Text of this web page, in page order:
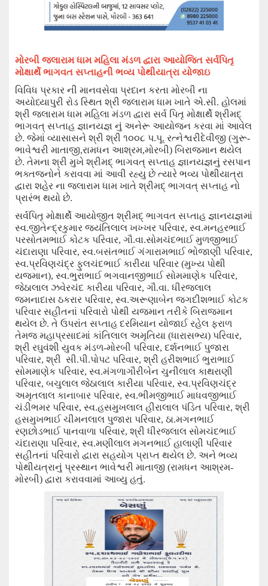
મોરબી જલારામ ધામ મહિલા મંડળ દ્વારા આયોજિત સર્વપિતૃ
મોક્ષાર્થે ભાગવત સપ્તાહની ભવ્ય પોથીયાત્રા યોજાઇ
વિવિધ પ્રકાર ની માનવસેવા પ્રદાન કરતા મોરબી ના
અયોધ્યાપુરી રોડ સ્થિત શ્રી જલારામ ધામ ખાતે એ.સી. હોલમાં
શ્રી જલારામ ધામ મહિલા મંડળ દ્વારા સર્વ પિતૃ મોક્ષાર્થે શ્રીમદ્
ભાગવત્ સપ્તાહ જ્ઞાનયજ્ઞ નું અનેરૂ આયોજન કરવા માં આવેલ
છે. જેમાં વ્યાસાસને શ્રી શ્રી ૧૦૦૮ પ.પૂ. રત્નેશ્વરીદેવીજી (ગુરૂ-
ભાવેશ્વરી માતાજી,રામધન આશ્રમ,મોરબી) બિરાજમાન થયેલ
છે. તેમના શ્રી મુખે શ્રીમદ્ ભાગવત્ સપ્તાહ જ્ઞાનયજ્ઞનું રસપાન
ભક્તજનોને કરાવવા માં આવી રહ્યુ છે ત્યારે ભવ્ય પોથીયાત્રા
દ્વારા શહેર ના જલારામ ધામ ખાતે શ્રીમદ્ ભાગવત્ સપ્તાહ નો
પ્રારંભ થયો છે.
સર્વપિતૃ મોક્ષાર્થે આયોજીત શ્રીમદ્ ભાગવત સપ્તાહ જ્ઞાનયજ્ઞમાં
સ્વ.જીતેન્દ્રકુમાર જયંતિલાલ ખખ્ખર પરિવાર, સ્વ.મનહરભાઈ
પરસોતમભાઈ કોટક પરિવાર, ગૌ.વા.સોમચંદભાઈ મુળજીભાઈ
ચંદારાણા પરિવાર, સ્વ.બસંતભાઈ ગંગારામભાઈ ભોજાણી પરિવાર,
સ્વ.પ્રવિણચંદ્ર ફુલચંદભાઈ કારીયા પરિવાર (મુખ્ય પોથી
યજમાન), સ્વ.ભુરાભાઈ ભગવાનજીભાઈ સોમમાણેક પરિવાર,
જેઠાલાલ ઝવેરચંદ કારીયા પરિવાર, ગૌ.વા. ધીરજલાલ
જમનાદાસ ઠકરાર પરિવાર, સ્વ.અરૂણાબેન જગદીશભાઈ કોટક
પરિવાર સહીતનાં પરિવારો પોથી યજમાન તરીકે બિરાજમાન
થયેલ છે. તે ઉપરાંત સપ્તાહ દરમિયાન યોજાઈ રહેલ ફરાળ
તેમજ મહાપ્રસાદમાં કાંતિલાલ અમૃતિયા (ધારાસભ્ય) પરિવાર,
શ્રી રઘુવંશી યુવક મંડળ-મોરબી પરિવાર, દર્શનભાઈ પુજારા
પરિવાર, શ્રી સી.પી.પોપટ પરિવાર, શ્રી હરીશભાઈ ભુરાભાઈ
સોમમાણેક પરિવાર, સ્વ.મંગળાગૌરીબેન ચુનીલાલ કાથરાણી
પરિવાર, બચુલાલ જેઠાલાલ કારીયા પરિવાર, સ્વ.પ્રવિણચંદ્ર
અમૃતલાલ કાનાબાર પરિવાર, સ્વ.ભીમજીભાઈ માધવજીભાઈ
ચંડીભમર પરિવાર, સ્વ.હસમુખલાલ હીરાલાલ પંડિત પરિવાર, શ્રી
હસમુખભાઈ ચીમનલાલ પુજારા પરિવાર, ઠા.મગનભાઈ
રણછોડભાઈ પાનવાળા પરિવાર, શ્રી ધીરજલાલ સોમચંદભાઈ
ચંદારાણા પરિવાર, સ્વ.મણીલાલ મગનભાઈ હાલાણી પરિવાર
સહીતનાં પરિવારો દ્વારા સહયોગ પ્રાપ્ત થયેલ છે. અને ભવ્ય
પોથીયત્રાનું પ્રસ્થાન ભાવેશ્વરી માતાજી (રામધન આશ્રમ-
મોરબી) દ્વારા કરાવવામાં આવ્યુ હતું.